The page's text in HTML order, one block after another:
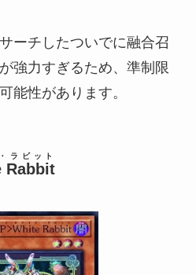
ーチしたついでに融合召
強力すぎるため、準制限
能性があります。
Rabbit
ラビット